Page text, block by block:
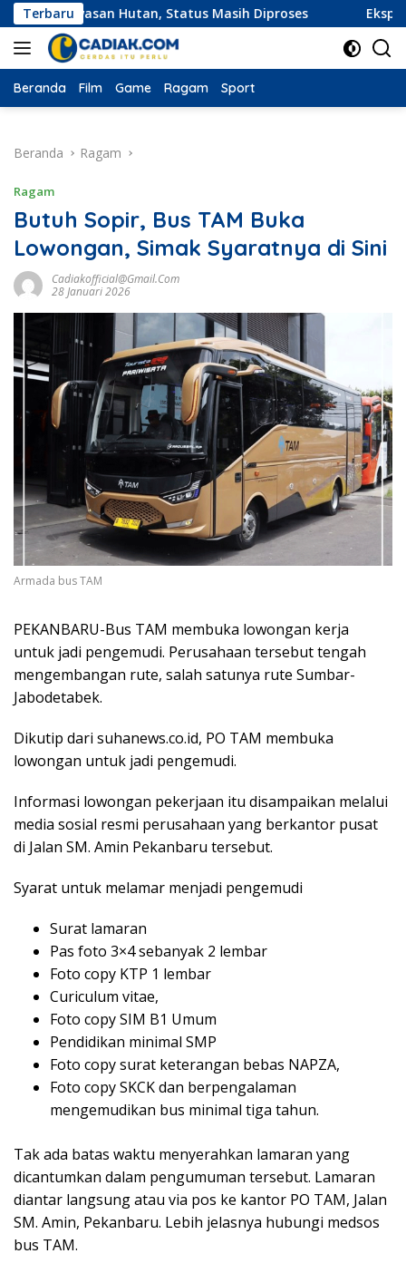
Langsung
ke
konten
Terbaru
Hutan, Status Masih Diproses Ekspedisi Merah
Beranda Film Game Ragam Sport
Beranda Ragam
Ragam
Butuh Sopir, Bus TAM Buka
Lowongan, Simak Syaratnya di Sini
Cadiakofficial@gmail.com
28 Januari 2026
Armada bus TAM
PEKANBARU-Bus TAM membuka lowongan kerja
untuk jadi pengemudi. Perusahaan tersebut tengah
mengembangan rute, salah satunya rute Sumbar-
Jabodetabek.
Dikutip dari suhanews.co.id, PO TAM membuka
lowongan untuk jadi pengemudi.
Informasi lowongan pekerjaan itu disampaikan melalui
media sosial resmi perusahaan yang berkantor pusat
di Jalan SM. Amin Pekanbaru tersebut.
Syarat untuk melamar menjadi pengemudi
Surat lamaran
Pas foto 3×4 sebanyak 2 lembar
Foto copy KTP 1 lembar
Curiculum vitae,
Foto copy SIM B1 Umum
Pendidikan minimal SMP
Foto copy surat keterangan bebas NAPZA,
Foto copy SKCK dan berpengalaman
mengemudikan bus minimal tiga tahun.
Tak ada batas waktu menyerahkan lamaran yang
dicantumkan dalam pengumuman tersebut. Lamaran
diantar langsung atau via pos ke kantor PO TAM, Jalan
SM. Amin, Pekanbaru. Lebih jelasnya hubungi medsos
bus TAM.